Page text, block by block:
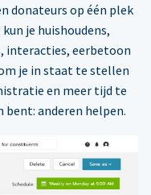
donateurs op één plek
je huishoudens,
interacties, eerbetoon
je in staat te stellen
en meer tijd te
bent: anderen helpen.